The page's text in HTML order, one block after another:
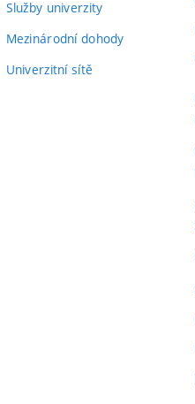
Služby univerzity
Mezinárodní dohody
Univerzitní sítě